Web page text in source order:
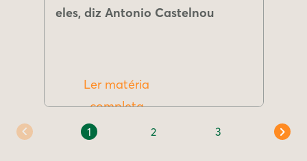
eles, diz Antonio Castelnou
Ler matéria
completa
1 2 3